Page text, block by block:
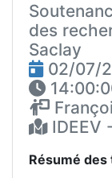
des
Saclay
02/07/
IDEEV
Résumé des